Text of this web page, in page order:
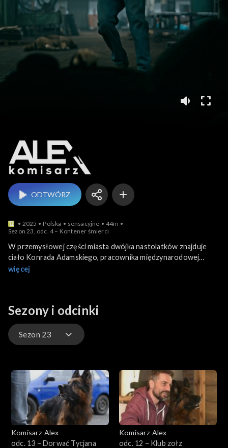
Komisarz Alex
ODTWÓRZ
2025 Polska sensacyjne
44m
Sezon 23, odc. 4 – Kontener śmierci
W przemysłowej części miasta dwójka nastolatków znajduje
ciało Konrada Adamskiego, pracownika międzynarodowej
korporacji zajmującej się logistyką i transportem towarów zza
związek ze śmiercią mężczyzny.
więcej
Sezony i odcinki
Sezon 23
Sezon 24
Sezon 23
Sezon 22
Komisarz Alex
odc. 13 – Dorwać Tycjana
Komisarz Alex
odc. 12 – Klub zołz